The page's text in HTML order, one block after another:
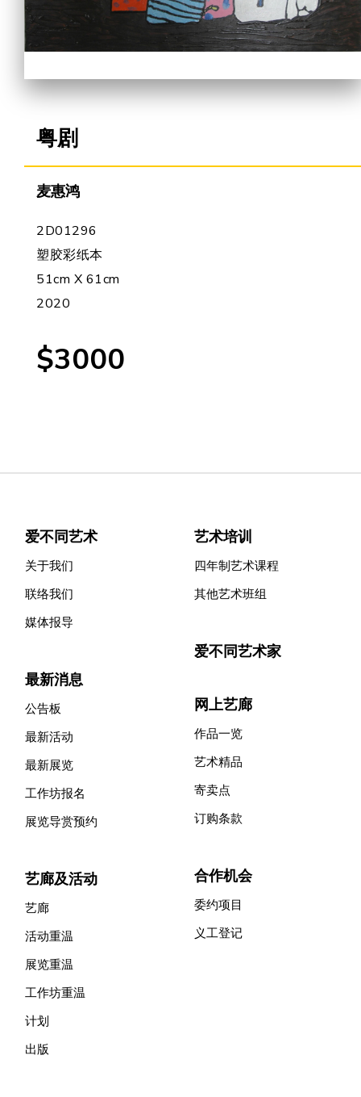
合作机会
粤剧
麦惠鸿
2D01296
塑胶彩纸本
51cm X 61cm
2020
$3000
爱不同艺术
关于我们
联络我们
媒体报导
最新消息
公告板
最新活动
最新展览
工作坊报名
展览导赏预约
艺廊及活动
艺廊
活动重温
展览重温
工作坊重温
计划
出版
艺术培训
四年制艺术课程
其他艺术班组
爱不同艺术家
网上艺廊
作品一览
艺术精品
寄卖点
订购条款
合作机会
委约项目
义工登记